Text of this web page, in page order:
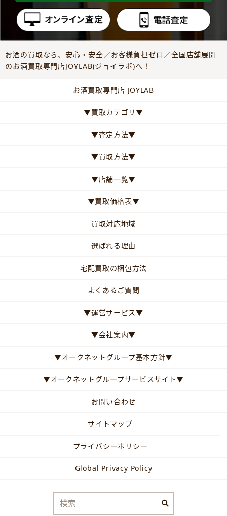
お酒の買取なら、安心・安全／お客様負担ゼロ／全国店舗展開
のお酒買取専門店JOYLAB(ジョイラボ)へ！
お酒買取専門店 JOYLAB
▼買取カテゴリ▼
▼査定方法▼
▼買取方法▼
▼店舗一覧▼
▼買取価格表▼
買取対応地域
選ばれる理由
宅配買取の梱包方法
よくあるご質問
▼運営サービス▼
▼会社案内▼
▼オークネットグループ基本方針▼
▼オークネットグループサービスサイト▼
お問い合わせ
サイトマップ
プライバシーポリシー
Global Privacy Policy